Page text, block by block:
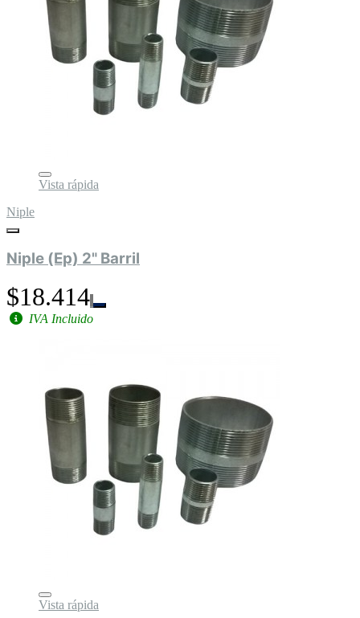
Vista rápida
Niple
Niple (Ep) 2" Barril
$18.414
IVA Incluido
Vista rápida